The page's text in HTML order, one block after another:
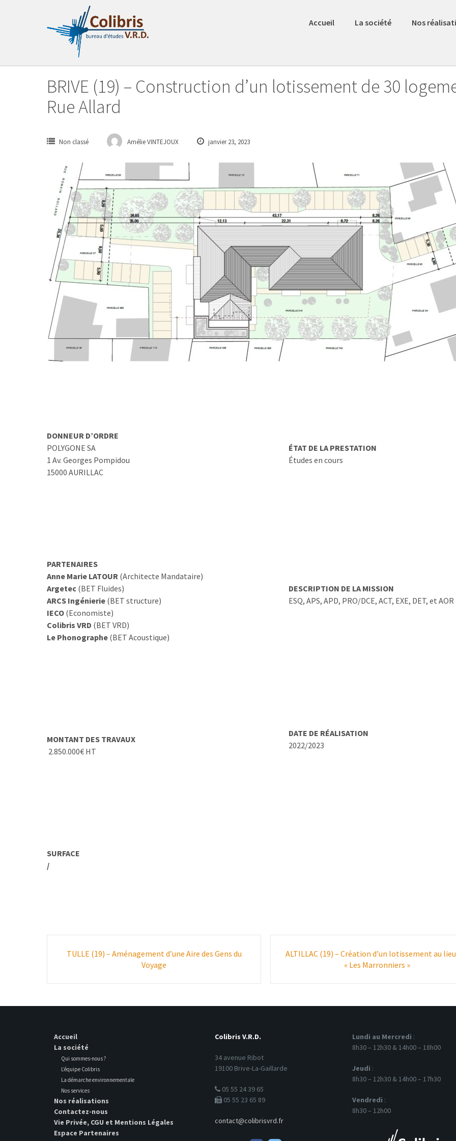
Accueil La société Nos
BRIVE (19) – Construction d’un lotissement de 30
Rue Allard
Non classé Amélie VINTEJOUX janvier 23, 2023
DONNEUR D’ORDRE
POLYGONE SA
1 Av. Georges Pompidou
15000 AURILLAC
ÉTAT DE LA PRESTATION
Études en cours
PARTENAIRES
Anne Marie LATOUR (Architecte Mandataire)
Argetec (BET Fluides)
ARCS Ingénierie (BET structure)
IECO (Economiste)
Colibris VRD (BET VRD)
Le Phonographe (BET Acoustique)
DESCRIPTION DE LA MISSION
ESQ, APS, APD, PRO/DCE, ACT, EXE, DET, et AOR
MONTANT DES TRAVAUX
2.850.000€ HT
DATE DE RÉALISATION
2022/2023
SURFACE
/
navigation
TULLE (19) – Aménagement d’une Aire des Gens du
Voyage
ALTILLAC (19) – Création d’un lotissement au
« Les Marronniers »
Accueil
La société
Qui sommes-nous ?
L’équipe Colibris
La démarche environnementale
Nos services
Nos réalisations
Contactez-nous
Vie Privée, CGU et Mentions Légales
Espace Partenaires
Colibris V.R.D.
34 avenue Ribot
19100 Brive-La-Gaillarde
05 55 24 39 65
05 55 23 65 89
contact@colibrisvrd.fr
Lundi au Mercredi :
8h30 – 12h30 & 14h00 – 18h00
Jeudi :
8h30 – 12h30 & 14h00 – 17h30
Vendredi :
8h30 – 12h00